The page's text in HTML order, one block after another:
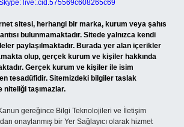
live:.cid.575569c608265c69
sitesi, herhangi bir marka, kurum veya şahıs
bulunmamaktadır. Sitede yalnızca kendi
paylaşılmaktadır. Burada yer alan içerikler
olup, gerçek kurum ve kişiler hakkında
Gerçek kurum ve kişiler ile isim
tesadüfidir. Sitemizdeki bilgiler taslak
niteliği taşımazlar.
gereğince Bilgi Teknolojileri ve İletişim
onaylanmış bir Yer Sağlayıcı olarak hizmet